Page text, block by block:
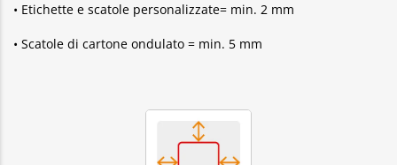
• Etichette e scatole personalizzate= min. 2 mm
• Scatole di cartone ondulato = min. 5 mm